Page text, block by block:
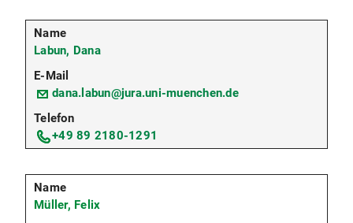
Labun, Dana
dana.labun@jura.uni-muenchen.de
+49 89 2180-1291
Müller, Felix